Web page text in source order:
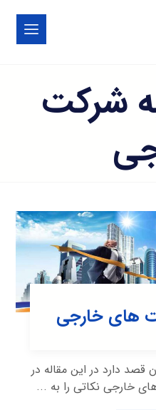
شرکت
های خارجی
دارد در این مقاله در
نکاتی را به ...